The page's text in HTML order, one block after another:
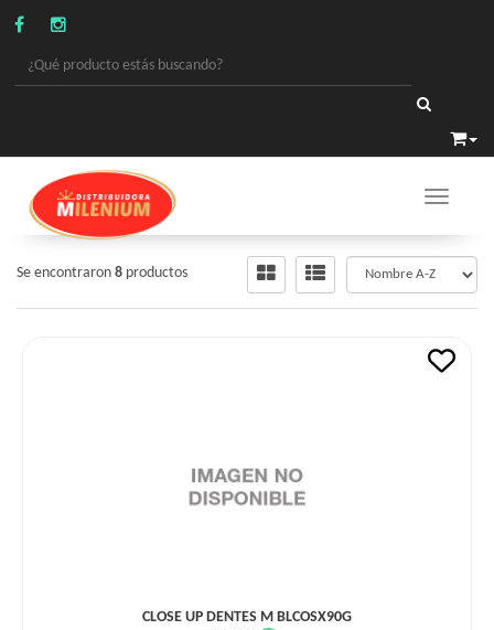
Toggle
PERFUMERIA
CREMAS DENTALES
Se encontraron 8 productos
CLOSE UP DENTES M BLCOSX90G